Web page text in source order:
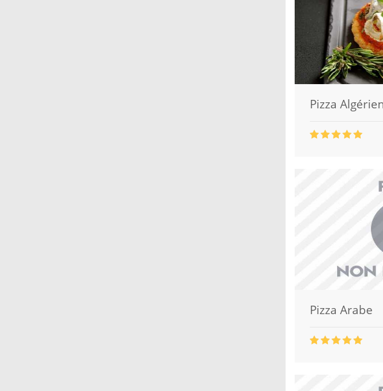
Pizza
Pizza Arabe